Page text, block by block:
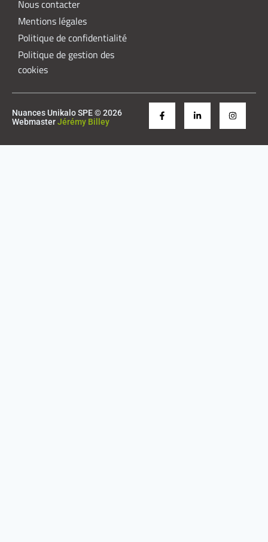
Nous contacter
Mentions légales
Politique de confidentialité
Politique de gestion des
cookies
Nuances Unikalo SPE © 2026
WebmasterJérémy Billey